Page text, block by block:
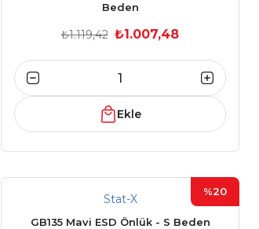
Beden
₺1.119,42 ₺1.007,48
Ekle
%20
Stat-X
GB135 Mavi ESD Önlük - S Beden